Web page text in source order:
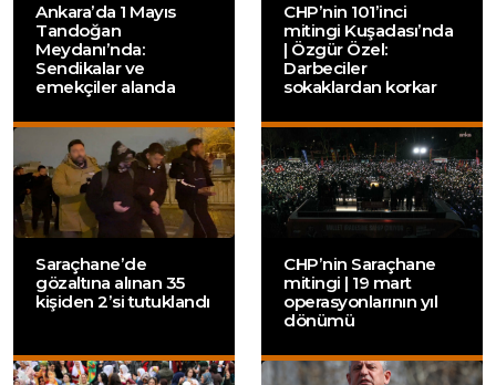
Ankara’da 1 Mayıs
Tandoğan
Meydanı’nda:
Sendikalar ve
emekçiler alanda
CHP’nin 101’inci
mitingi Kuşadası’nda
| Özgür Özel:
Darbeciler
sokaklardan korkar
Saraçhane’de
gözaltına alınan 35
kişiden 2’si tutuklandı
CHP’nin Saraçhane
mitingi | 19 mart
operasyonlarının yıl
dönümü